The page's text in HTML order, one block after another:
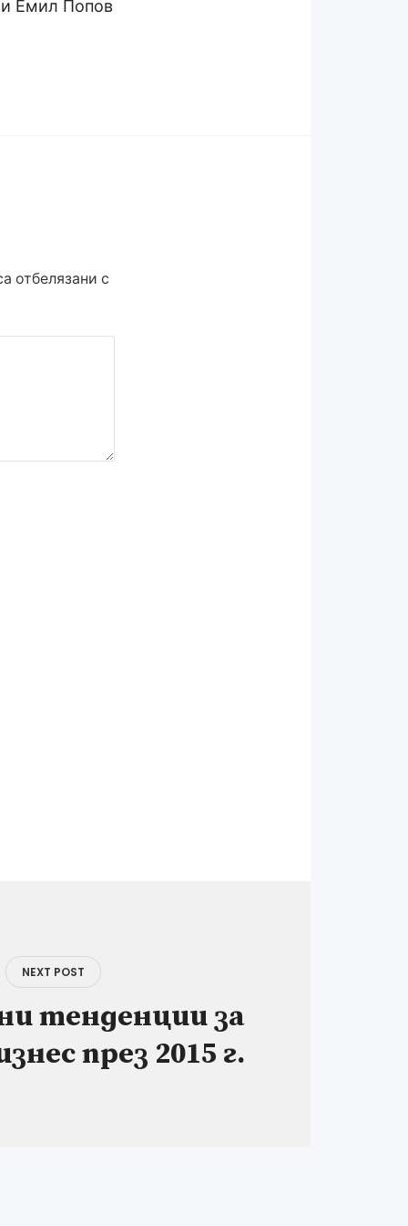
Емил Попов
отбелязани с
NEXT POST
тенденции за
през 2015 г.